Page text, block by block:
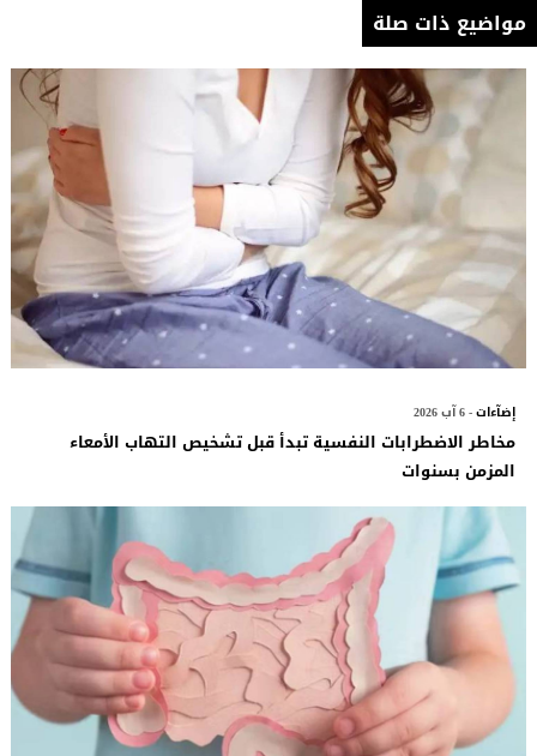
مواضيع ذات صلة
إضآءات- 6 آب 2026
مخاطر الاضطرابات النفسية تبدأ قبل تشخيص التهاب الأمعاء
المزمن بسنوات